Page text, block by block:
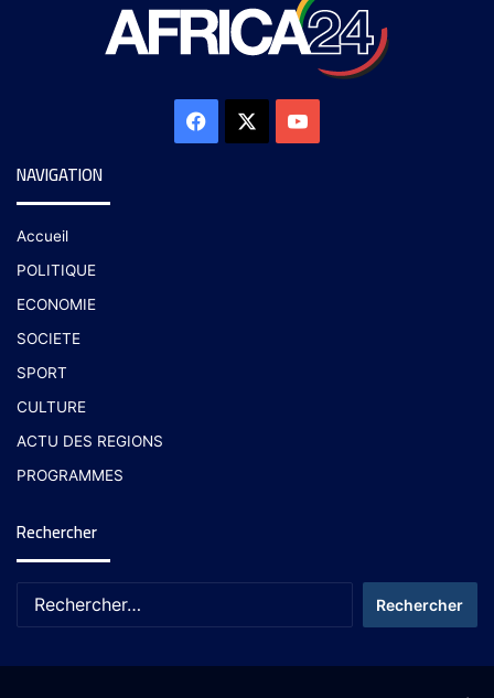
NAVIGATION
Accueil
POLITIQUE
ECONOMIE
SOCIETE
SPORT
CULTURE
ACTU DES REGIONS
PROGRAMMES
Rechercher